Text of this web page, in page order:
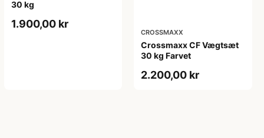
30 kg
1.900,00 kr
CROSSMAXX
Crossmaxx CF Vægtsæt
30 kg Farvet
2.200,00 kr